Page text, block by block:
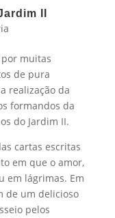
II
muitas
de pura
realização da
formandos da
do Jardim II.
cartas escritas
em que o amor,
em lágrimas. Em
de um delicioso
pelos